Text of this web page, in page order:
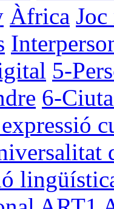
Àfrica
5-
6-